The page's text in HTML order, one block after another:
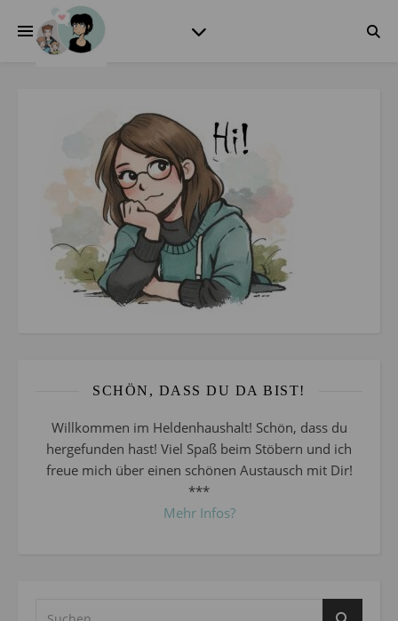
SCHÖN, DASS DU DA BIST!
Willkommen im Heldenhaushalt! Schön, dass du
hergefunden hast! Viel Spaß beim Stöbern und ich
freue mich über einen schönen Austausch mit Dir!
***
Mehr Infos?